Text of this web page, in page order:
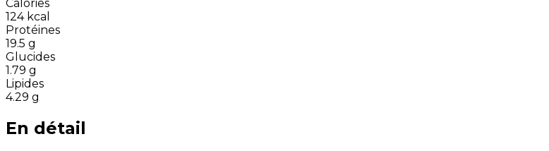
Calories
124 kcal
Protéines
19.5 g
Glucides
1.79 g
Lipides
4.29 g
En détail